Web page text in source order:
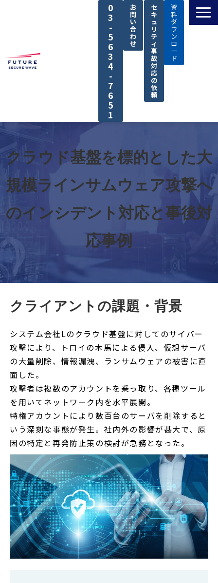
0
3
-
5
6
3
4
-
7
6
5
1
お
問
い
合
わ
せ
セ
キ
ュ
リ
テ
ィ
事
故
対
応
の
依
頼
資
料
ダ
ウ
ン
ロ
ー
ド
私たちの強み
解決できる課題
サービス
セミナー/イベント
セキュリティブログ
クラウド基盤を標的とした大
規模ラインサムウェア攻撃へ
のインシデント対応と事後対
応事例
クライアントの課題・背景
システム会社Lのクラウド基盤に対してのサイバー
攻撃により、トロイの木馬による侵入、仮想サーバ
の大量削除、情報漏洩、ランサムウェアの被害に直
面した。
攻撃者は複数のアカウントを乗っ取り、各種ツール
を用いてネットワーク内を水平展開。
特権アカウントにより数百台のサーバを削除すると
いう深刻な事態が発生。社内外の影響が甚大で、原
因の特定と再発防止策の検討が急務となった。